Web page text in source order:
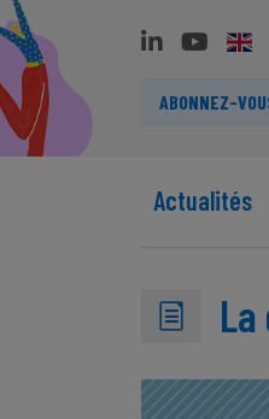
ABONNEZ-
Actualités